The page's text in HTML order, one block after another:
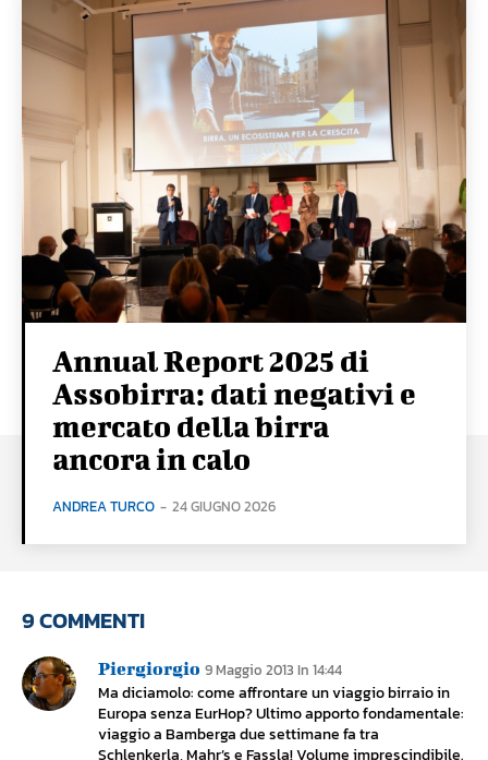
Annual Report 2025 di
Assobirra: dati negativi e
mercato della birra
ancora in calo
ANDREA TURCO - 24 GIUGNO 2026
9 COMMENTI
Piergiorgio 9 Maggio 2013 In 14:44
Ma diciamolo: come affrontare un viaggio birraio in
Europa senza EurHop? Ultimo apporto fondamentale:
viaggio a Bamberga due settimane fa tra
Schlenkerla, Mahr’s e Fassla! Volume imprescindibile.